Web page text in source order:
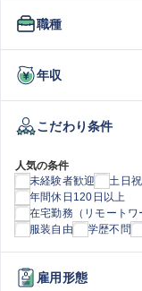
職種
年収
こだわり条件
人気の条件
未経験者歓迎
土日
年間休日120日以上
在宅勤務（リモートワ
服装自由
学歴不問
雇用形態